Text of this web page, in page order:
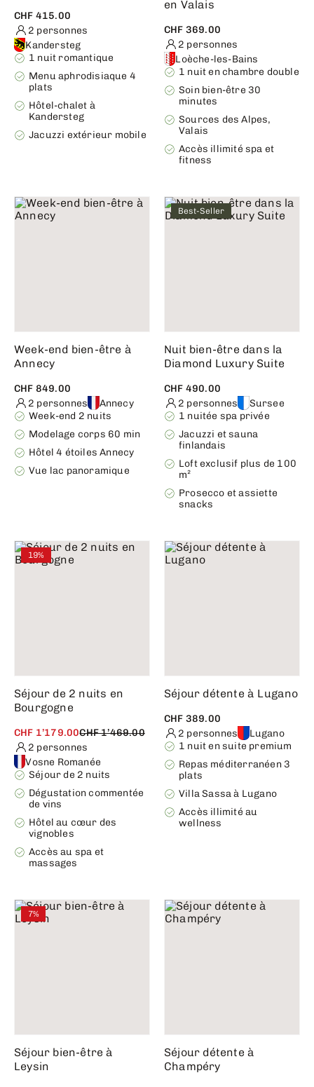
CHF 415.00
2 personnes
Kandersteg
1 nuit romantique
Menu aphrodisiaque 4
plats
Hôtel-chalet à
Kandersteg
Jacuzzi extérieur mobile
en Valais
CHF 369.00
2 personnes
Loèche-les-Bains
1 nuit en chambre double
Soin bien-être 30
minutes
Sources des Alpes,
Valais
Accès illimité spa et
fitness
Week-end bien-être à
Annecy
CHF 849.00
2 personnes
Annecy
Week-end 2 nuits
Modelage corps 60 min
Hôtel 4 étoiles Annecy
Vue lac panoramique
Best-Seller
Nuit bien-être dans la
Diamond Luxury Suite
CHF 490.00
2 personnes
Sursee
1 nuitée spa privée
Jacuzzi et sauna
finlandais
Loft exclusif plus de 100
m²
Prosecco et assiette
snacks
19%
Séjour de 2 nuits en
Bourgogne
CHF 1’179.00CHF 1’469.00
2 personnes
Vosne Romanée
Séjour de 2 nuits
Dégustation commentée
de vins
Hôtel au cœur des
vignobles
Accès au spa et
massages
Séjour détente à Lugano
CHF 389.00
2 personnes
Lugano
1 nuit en suite premium
Repas méditerranéen 3
plats
Villa Sassa à Lugano
Accès illimité au
wellness
7%
Séjour bien-être à
Leysin
Séjour détente à
Champéry